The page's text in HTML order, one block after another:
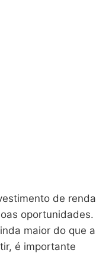
de renda
oportunidades.
maior do que a
é importante